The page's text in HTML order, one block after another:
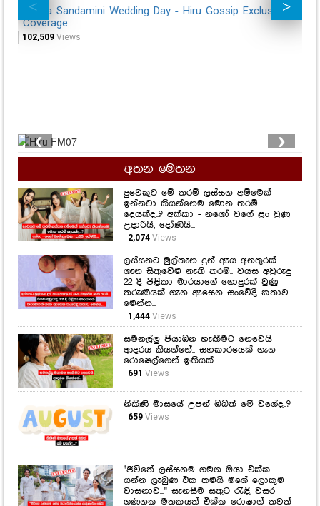
Ishara Sandamini Wedding Day - Hiru Gossip Exclusive
Coverage
102,509 Views
❮ ❯
අතන මෙතන
දුවෙකුට මේ තරම් ලස්සන අම්මෙක්
ඉන්නවා කියන්නෙම මොන තරම්
දෙයක්ද..? අක්කා - නගෝ වගේ ළං වුණු
උදාරියි, දෝණියි...
2,074Views
ලස්සනට මුල්තැන දුන් ඇය අනතුරක්
ගැන සිතුවේම නැති තරම්.. වයස අවුරුදු
22 දී පිළිකා මාරයාගේ ගොදුරක් වුණු
තරුණියක් ගැන ඇසෙන සංවේදී කතාව
මෙන්න...
1,444Views
සමනල්ලු පියාඹන හැඟීමට නෙවෙයි
ආදරය කියන්නේ.. සහකාරයෙක් ගැන
රොෂෙල්ගෙන් ඉඟියක්..
691 Views
නිකිණි මාසයේ උපන් ඔබත් මේ වගේද..?
659Views
"ජීවිතේ ලස්සනම ගමන ඔයා එක්ක
යන්න ලැබුණ එක තමයි මගේ ලොකුම
වාසනාව..." සැනසීම සතුට රැඳි වසර
ගණනක මතකයත් එක්ක රොෂාන් තවත්